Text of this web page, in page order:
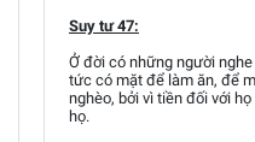
Suy tư 47:
Ở đời có những người
tức có mặt để làm ăn, để
nghèo, bởi vì tiền đối với
họ.